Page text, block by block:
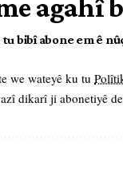
agahî
bibî abone em ê
we wateyê ku tu
dikarî ji abonetiyê